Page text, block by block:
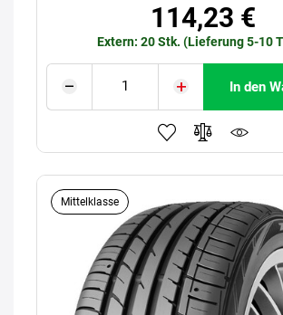
114,23 €
Extern: 20 Stk. (Lieferung 5-10
In den
Mittelklasse